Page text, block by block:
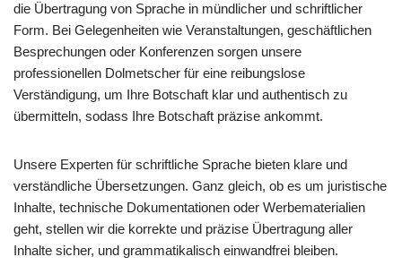
die Übertragung von Sprache in mündlicher und schriftlicher
Form. Bei Gelegenheiten wie Veranstaltungen, geschäftlichen
Besprechungen oder Konferenzen sorgen unsere
professionellen Dolmetscher für eine reibungslose
Verständigung, um Ihre Botschaft klar und authentisch zu
übermitteln, sodass Ihre Botschaft präzise ankommt.
Unsere Experten für schriftliche Sprache bieten klare und
verständliche Übersetzungen. Ganz gleich, ob es um juristische
Inhalte, technische Dokumentationen oder Werbematerialien
geht, stellen wir die korrekte und präzise Übertragung aller
Inhalte sicher, und grammatikalisch einwandfrei bleiben.